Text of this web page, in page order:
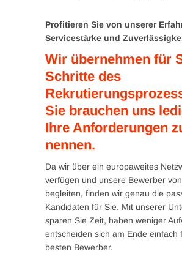
Profitieren Sie von unserer
Servicestärke und
Wir übernehmen für
Schritte des
Sie brauchen uns
Ihre Anforderungen
nennen.
Da wir über ein europaweites
verfügen und unsere Bewerber
begleiten, finden wir genau die
Kandidaten für Sie. Mit unserer
sparen Sie Zeit, haben weniger
entscheiden sich am Ende einfach
besten Bewerber.